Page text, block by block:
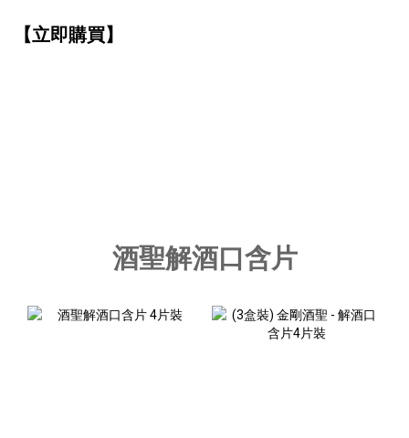
【立即購買】
酒聖解酒口含片